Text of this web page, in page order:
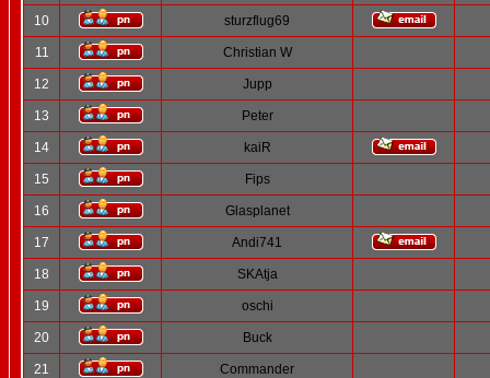
10 sturzflug69
11 Christian W
12 Jupp
13 Peter
14 kaiR
15 Fips
16 Glasplanet
17 Andi741
18 SKAtja
19 oschi
20 Buck
21 Commander